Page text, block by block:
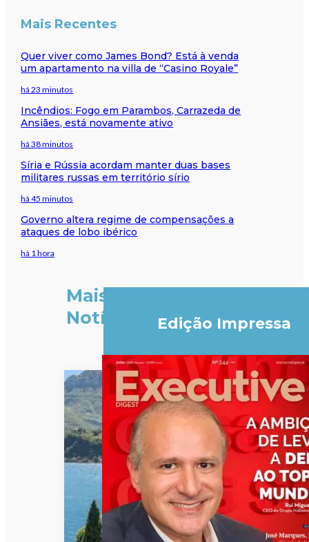
Mais Recentes
Quer viver como James Bond? Está à venda
um apartamento na villa de “Casino Royale”
há 23 minutos
Incêndios: Fogo em Parambos, Carrazeda de
Ansiães, está novamente ativo
há 38 minutos
Síria e Rússia acordam manter duas bases
militares russas em território sírio
há 45 minutos
Governo altera regime de compensações a
ataques de lobo ibérico
há 1 hora
Mais
Notícias
Edição Impressa